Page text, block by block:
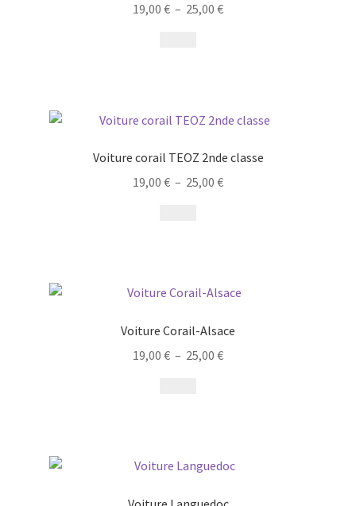
19,00 € – 25,00 €
Voiture corail TEOZ 2nde classe
19,00 € – 25,00 €
Voiture Corail-Alsace
19,00 € – 25,00 €